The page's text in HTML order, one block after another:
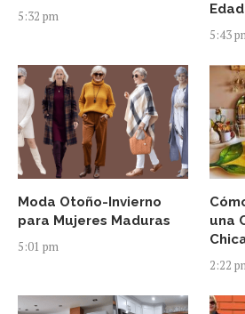
5:32 pm
Edad
5:43
Moda Otoño-Invierno
para Mujeres Maduras
5:01 pm
una
2:22